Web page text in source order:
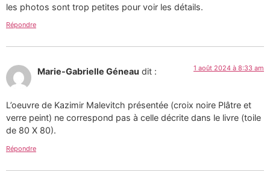
les photos sont trop petites pour voir les détails.
Répondre
Marie-Gabrielle Géneau dit : 1 août 2024 à 8:33 am
L’oeuvre de Kazimir Malevitch présentée (croix noire Plâtre et
verre peint) ne correspond pas à celle décrite dans le livre (toile
de 80 X 80).
Répondre